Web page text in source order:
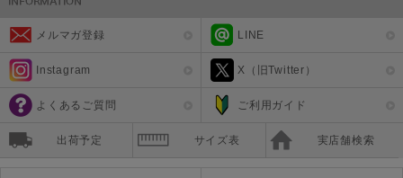
メルマガ登録 LINE
Instagram X（旧Twitter）
よくあるご質問 ご利用ガイド
出荷予定 サイズ表 実店舗検索